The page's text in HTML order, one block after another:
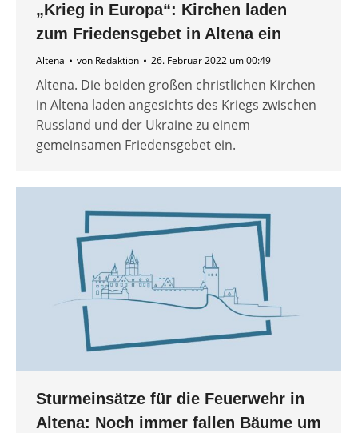
„Krieg in Europa“: Kirchen laden
zum Friedensgebet in Altena ein
Altena von Redaktion 26. Februar 2022 um 00:49
Altena. Die beiden großen christlichen Kirchen
in Altena laden angesichts des Kriegs zwischen
Russland und der Ukraine zu einem
gemeinsamen Friedensgebet ein.
Sturmeinsätze für die Feuerwehr in
Altena: Noch immer fallen Bäume um